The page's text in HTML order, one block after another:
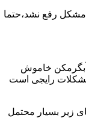
رفع نشد،حتما
خاموش
رایجی است
زیر بسیار محتمل